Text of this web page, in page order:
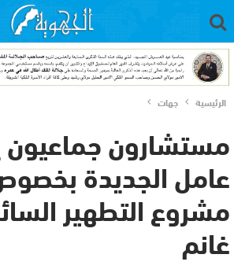
الرئيسية جهات
مستشارون جماعيون
عامل الجديدة
مشروع التطهير
غانم